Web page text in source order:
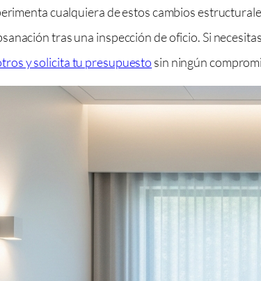
cualquiera de estos cambios
tras una inspección de oficio. Si
y solicita tu presupuesto sin ningún